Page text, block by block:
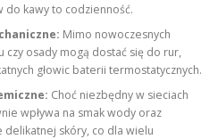
do kawy to codzienność.
Mimo nowoczesnych
czy osady mogą dostać się do rur,
głowic baterii termostatycznych.
Choć niezbędny w sieciach
wpływa na smak wody oraz
skóry, co dla wielu